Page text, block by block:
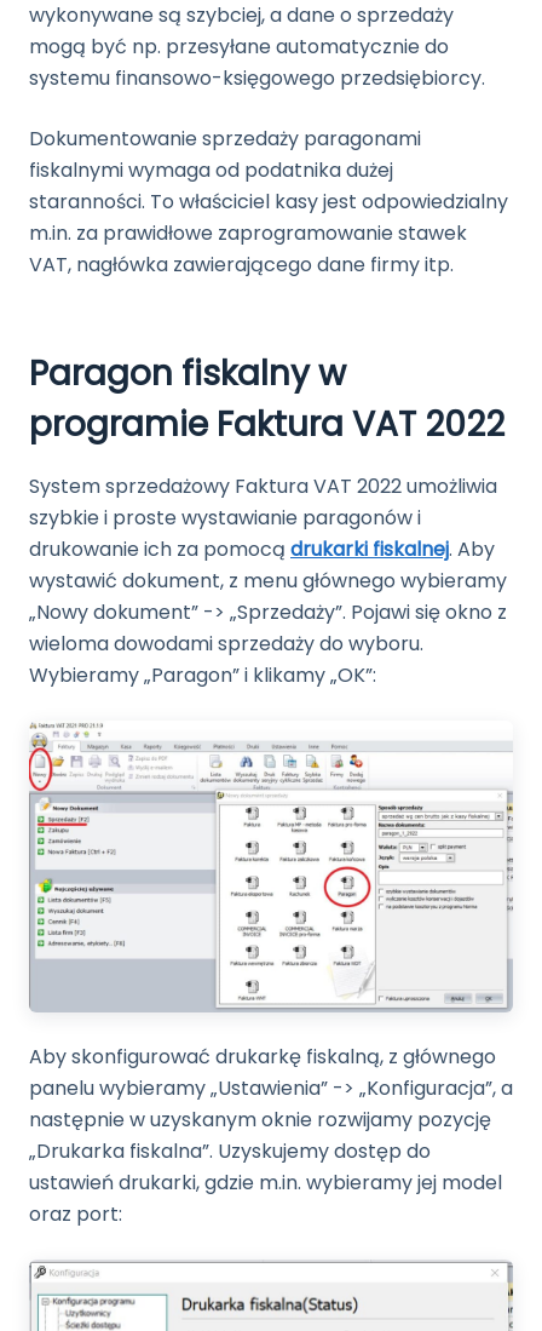
wykonywane są szybciej, a dane o sprzedaży
mogą być np. przesyłane automatycznie do
systemu finansowo-księgowego przedsiębiorcy.
Dokumentowanie sprzedaży paragonami
fiskalnymi wymaga od podatnika dużej
staranności. To właściciel kasy jest odpowiedzialny
m.in. za prawidłowe zaprogramowanie stawek
VAT, nagłówka zawierającego dane firmy itp.
Paragon fiskalny w
programie Faktura VAT 2022
System sprzedażowy Faktura VAT 2022 umożliwia
szybkie i proste wystawianie paragonów i
drukowanie ich za pomocą drukarki fiskalnej. Aby
wystawić dokument, z menu głównego wybieramy
„Nowy dokument” -> „Sprzedaży”. Pojawi się okno z
wieloma dowodami sprzedaży do wyboru.
Wybieramy „Paragon” i klikamy „OK”:
Aby skonfigurować drukarkę fiskalną, z głównego
panelu wybieramy „Ustawienia” -> „Konfiguracja”, a
następnie w uzyskanym oknie rozwijamy pozycję
„Drukarka fiskalna”. Uzyskujemy dostęp do
ustawień drukarki, gdzie m.in. wybieramy jej model
oraz port: